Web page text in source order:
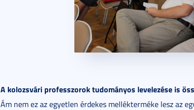
A kolozsvári professzorok tudományos levelezése is
Ám nem ez az egyetlen érdekes mellékterméke lesz az